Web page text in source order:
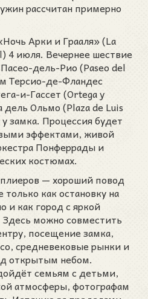
рассчитан примерно
Арки и Грааля» (La
4 июля. Вечернее шествие
дель-Рио (Paseo del
Терсио-де-Фландес
и-Гассет (Ortega y
Ольмо (Plaza de Luis
замка. Процессия будет
эффектами, живой
Понферрады и
костюмах.
— хороший повод
как остановку на
и как город с яркой
можно совместить
посещение замка,
средневековые рынки и
открытым небом.
семьям с детьми,
атмосферы, фотографам